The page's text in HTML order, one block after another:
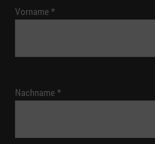
Vorname *
Nachname *